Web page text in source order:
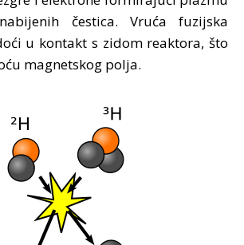
čestica. Vruća fuzijska
u kontakt s zidom reaktora, što
magnetskog polja.